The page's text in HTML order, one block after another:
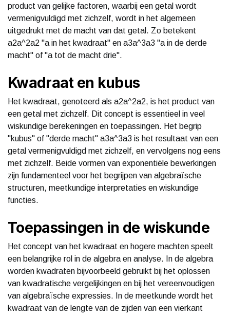
product van gelijke factoren, waarbij een getal wordt
vermenigvuldigd met zichzelf, wordt in het algemeen
uitgedrukt met de macht van dat getal. Zo betekent
a2a^2a2 "a in het kwadraat" en a3a^3a3 "a in de derde
macht" of "a tot de macht drie".
Kwadraat en kubus
Het kwadraat, genoteerd als a2a^2a2, is het product van
een getal met zichzelf. Dit concept is essentieel in veel
wiskundige berekeningen en toepassingen. Het begrip
"kubus" of "derde macht" a3a^3a3 is het resultaat van een
getal vermenigvuldigd met zichzelf, en vervolgens nog eens
met zichzelf. Beide vormen van exponentiële bewerkingen
zijn fundamenteel voor het begrijpen van algebraïsche
structuren, meetkundige interpretaties en wiskundige
functies.
Toepassingen in de wiskunde
Het concept van het kwadraat en hogere machten speelt
een belangrijke rol in de algebra en analyse. In de algebra
worden kwadraten bijvoorbeeld gebruikt bij het oplossen
van kwadratische vergelijkingen en bij het vereenvoudigen
van algebraïsche expressies. In de meetkunde wordt het
kwadraat van de lengte van de zijden van een vierkant